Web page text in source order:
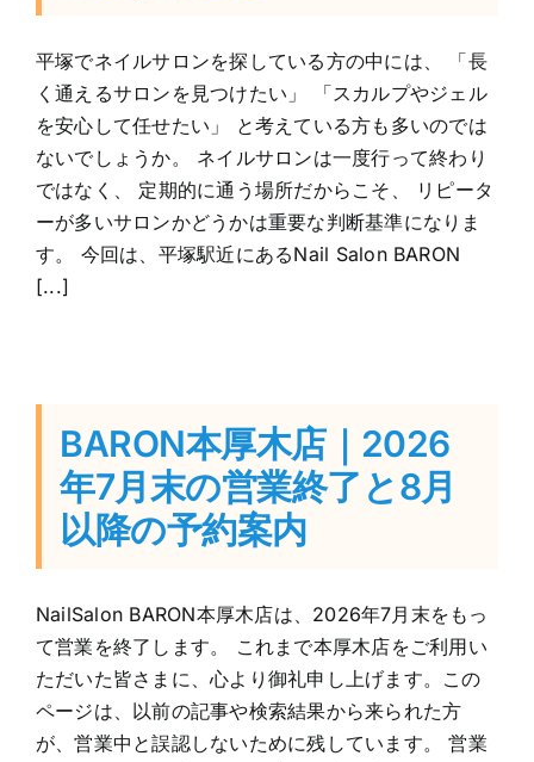
平塚でネイルサロンを探している方の中には、 「長
く通えるサロンを見つけたい」 「スカルプやジェル
を安心して任せたい」 と考えている方も多いのでは
ないでしょうか。 ネイルサロンは一度行って終わり
ではなく、 定期的に通う場所だからこそ、 リピータ
ーが多いサロンかどうかは重要な判断基準になりま
す。 今回は、平塚駅近にあるNail Salon BARON
[...]
BARON本厚木店｜2026
年7月末の営業終了と8月
以降の予約案内
NailSalon BARON本厚木店は、2026年7月末をもっ
て営業を終了します。 これまで本厚木店をご利用い
ただいた皆さまに、心より御礼申し上げます。この
ページは、以前の記事や検索結果から来られた方
が、営業中と誤認しないために残しています。 営業